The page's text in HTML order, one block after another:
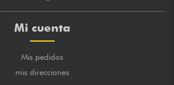
Mi cuenta
Mis pedidos
mis direcciones